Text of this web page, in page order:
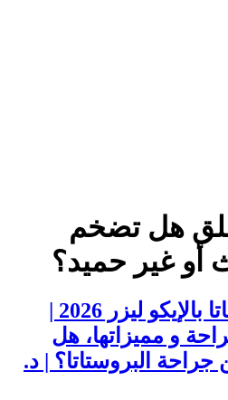
هل تضخم
أو غير حميد؟
و مميزاتها، هل
جراحة البروستاتا؟ | د.